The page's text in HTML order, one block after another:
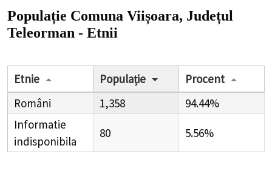
Populație Comuna Viișoara, Județul
Teleorman - Etnii
Etnie Populație
Procent
Români
1,358
94.44%
Informatie
indisponibila
80 5.56%